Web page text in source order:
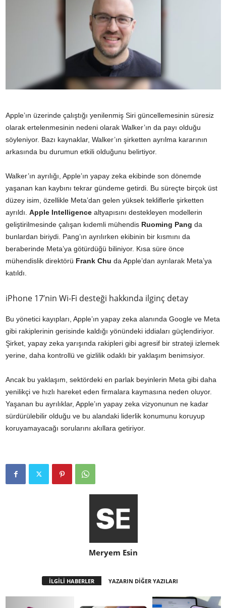
Apple’ın üzerinde çalıştığı yenilenmiş Siri güncellemesinin süresiz
olarak ertelenmesinin nedeni olarak Walker’ın da payı olduğu
söyleniyor. Bazı kaynaklar, Walker’ın şirketten ayrılma kararının
arkasında bu durumun etkili olduğunu belirtiyor.
Walker’ın ayrılığı, Apple’ın yapay zeka ekibinde son dönemde
yaşanan kan kaybını tekrar gündeme getirdi. Bu süreçte birçok üst
düzey isim, özellikle Meta’dan gelen yüksek tekliflerle şirketten
ayrıldı. Apple Intelligence altyapısını destekleyen modellerin
geliştirilmesinde çalışan kıdemli mühendis Ruoming Pang da
bunlardan biriydi. Pang’ın ayrılırken ekibinin bir kısmını da
beraberinde Meta’ya götürdüğü biliniyor. Kısa süre önce
mühendislik direktörü Frank Chu da Apple’dan ayrılarak Meta’ya
katıldı.
iPhone 17’nin Wi-Fi desteği hakkında ilginç detay
Bu yönetici kayıpları, Apple’ın yapay zeka alanında Google ve Meta
gibi rakiplerinin gerisinde kaldığı yönündeki iddiaları güçlendiriyor.
Şirket, yapay zeka yarışında rakipleri gibi agresif bir strateji izlemek
yerine, daha kontrollü ve gizlilik odaklı bir yaklaşım benimsiyor.
Ancak bu yaklaşım, sektördeki en parlak beyinlerin Meta gibi daha
yenilikçi ve hızlı hareket eden firmalara kaymasına neden oluyor.
Yaşanan bu ayrılıklar, Apple’ın yapay zeka vizyonunun ne kadar
sürdürülebilir olduğu ve bu alandaki liderlik konumunu koruyup
koruyamayacağı sorularını akıllara getiriyor.
Meryem Esin
İLGİLİ HABERLER YAZARIN DİĞER YAZILARI